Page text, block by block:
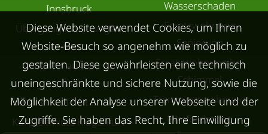
Innsbruck
Übergangswohnungen
in Graz
Wohnen auf Zeit in
Villach
Wohnen auf Zeit in Wels
Kurzzeitmiete Klagenfurt
Wasserschaden
Ersatzwohnung
Sanierung
Ersatzwohnung bei
Schimmel
Trennungswohnung
Filmförderung
Diese Website verwendet Cookies, um Ihren
Website-Besuch so angenehm wie möglich zu
gestalten. Diese gewährleisten eine technisch
uneingeschränkte und sichere Nutzung, sowie die
Möglichkeit der Analyse unserer Webseite und der
Zugriffe. Sie haben das Recht, Ihre Einwilligung